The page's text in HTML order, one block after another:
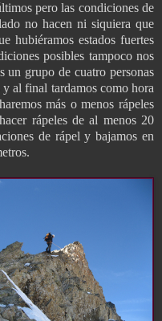
pero las condiciones de
no hacen ni siquiera que
hubiéramos estados fuertes
posibles tampoco nos
un grupo de cuatro personas
al final tardamos como hora
más o menos rápeles
rápeles de al menos 20
de rápel y bajamos en